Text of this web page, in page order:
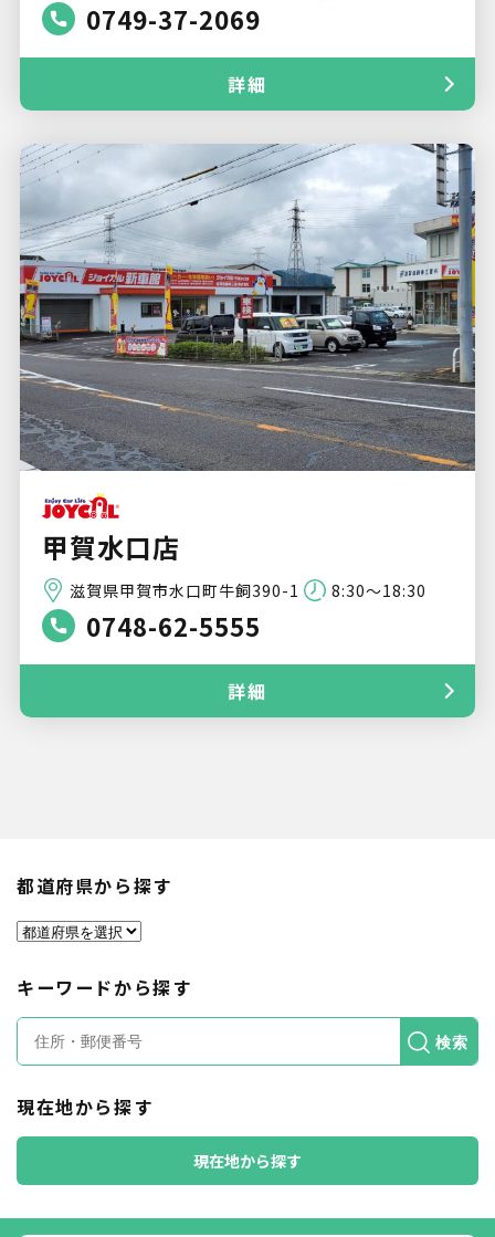
0749-37-2069
詳細
甲賀水口店
滋賀県甲賀市水口町牛飼390-1 8:30～18:30
0748-62-5555
詳細
都道府県から探す
キーワードから探す
検索
現在地から探す
現在地から探す